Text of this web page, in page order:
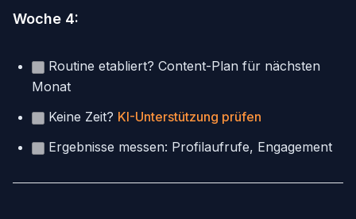
Woche 4:
Routine etabliert? Content-Plan für nächsten
Monat
Keine Zeit? KI-Unterstützung prüfen
Ergebnisse messen: Profilaufrufe, Engagement